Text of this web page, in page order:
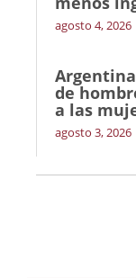
agosto 4, 2026
de
a las
agosto 3, 2026